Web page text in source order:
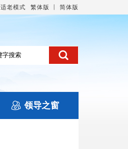
适老模式 繁体版 简体版
领导之窗